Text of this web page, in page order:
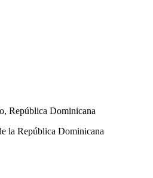
República Dominicana
la República Dominicana